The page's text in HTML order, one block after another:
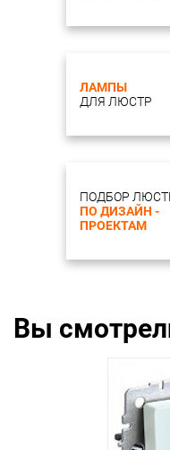
ЛАМПЫ
ДЛЯ ЛЮСТР
ПОДБОР
ПО ДИЗАЙН -
ПРОЕКТАМ
Вы